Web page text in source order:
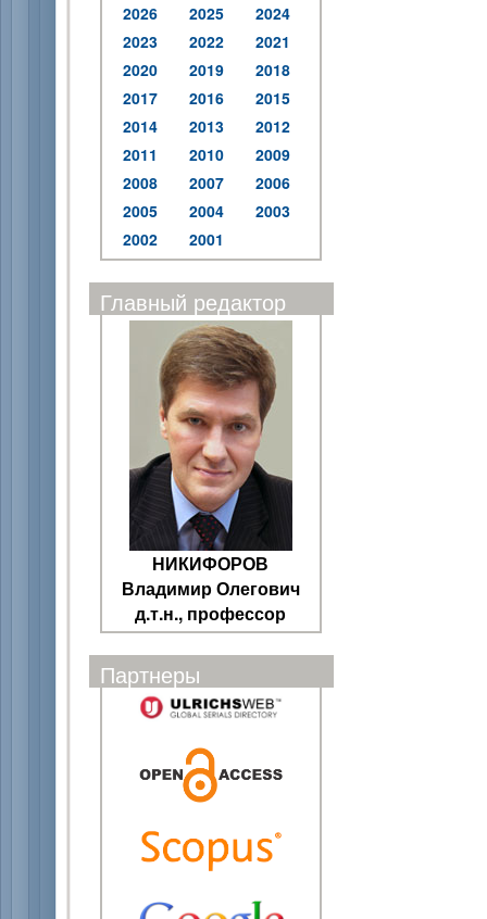
2026 2025
2024
2023
2022
2021
2020
2019
2018
2017
2016
2015
2014
2013
2012
2011
2010
2009
2008
2007
2006
2005
2004
2003
2002
2001
Главный редактор
НИКИФОРОВ
Владимир Олегович
д.т.н., профессор
Партнеры